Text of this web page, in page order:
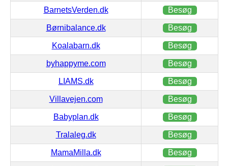
BarnetsVerden.dk Besøg
Børnibalance.dk Besøg
Koalabarn.dk Besøg
byhappyme.com Besøg
LIAMS.dk Besøg
Villavejen.com Besøg
Babyplan.dk Besøg
Tralaleg.dk Besøg
MamaMilla.dk Besøg